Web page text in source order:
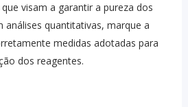
visam a garantir a pureza dos
análises quantitativas, marque a
medidas adotadas para
dos reagentes.